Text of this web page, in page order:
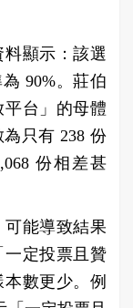
顯示：該選
90%。莊伯
台」的母體
只有 238 份
份相差甚
能導致結果
定投票且贊
數更少。例